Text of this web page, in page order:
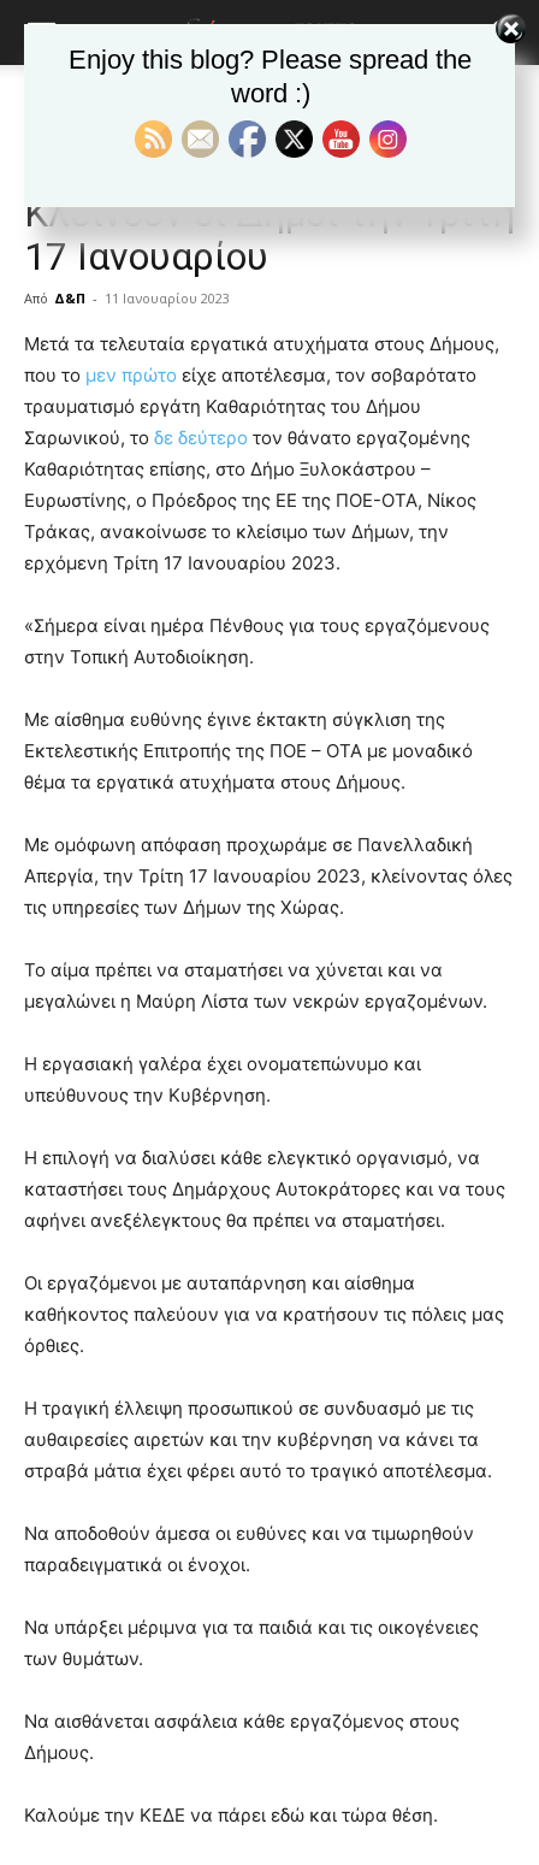
Αυτοδιοίκηση
Αυτοδιοίκηση Δημοφιλή άρθρα Ελλαδα
Εργατικά ατυχήματα:
Κλείνουν οι Δήμοι την Τρίτη
17 Ιανουαρίου
Από Δ&Π - 11 Ιανουαρίου 2023
blonde
lesbians
hot
cam
show.desi
xxx
lyons
teaches
the
of
pornhun
hd
porn
Μετά τα τελευταία εργατικά ατυχήματα στους Δήμους,
που το μεν πρώτο είχε αποτέλεσμα, τον σοβαρότατο
τραυματισμό εργάτη Καθαριότητας του Δήμου
Σαρωνικού, το δε δεύτερο τον θάνατο εργαζομένης
Καθαριότητας επίσης, στο Δήμο Ξυλοκάστρου –
Ευρωστίνης, ο Πρόεδρος της ΕΕ της ΠΟΕ-ΟΤΑ, Νίκος
Τράκας, ανακοίνωσε το κλείσιμο των Δήμων, την
ερχόμενη Τρίτη 17 Ιανουαρίου 2023.
«Σήμερα είναι ημέρα Πένθους για τους εργαζόμενους
στην Τοπική Αυτοδιοίκηση.
Με αίσθημα ευθύνης έγινε έκτακτη σύγκλιση της
Εκτελεστικής Επιτροπής της ΠΟΕ – ΟΤΑ με μοναδικό
θέμα τα εργατικά ατυχήματα στους Δήμους.
Με ομόφωνη απόφαση προχωράμε σε Πανελλαδική
Απεργία, την Τρίτη 17 Ιανουαρίου 2023, κλείνοντας όλες
τις υπηρεσίες των Δήμων της Χώρας.
Το αίμα πρέπει να σταματήσει να χύνεται και να
μεγαλώνει η Μαύρη Λίστα των νεκρών εργαζομένων.
Η εργασιακή γαλέρα έχει ονοματεπώνυμο και
υπεύθυνους την Κυβέρνηση.
Η επιλογή να διαλύσει κάθε ελεγκτικό οργανισμό, να
καταστήσει τους Δημάρχους Αυτοκράτορες και να τους
αφήνει ανεξέλεγκτους θα πρέπει να σταματήσει.
Οι εργαζόμενοι με αυταπάρνηση και αίσθημα
καθήκοντος παλεύουν για να κρατήσουν τις πόλεις μας
όρθιες.
Η τραγική έλλειψη προσωπικού σε συνδυασμό με τις
αυθαιρεσίες αιρετών και την κυβέρνηση να κάνει τα
στραβά μάτια έχει φέρει αυτό το τραγικό αποτέλεσμα.
Να αποδοθούν άμεσα οι ευθύνες και να τιμωρηθούν
παραδειγματικά οι ένοχοι.
Να υπάρξει μέριμνα για τα παιδιά και τις οικογένειες
των θυμάτων.
Να αισθάνεται ασφάλεια κάθε εργαζόμενος στους
Δήμους.
Καλούμε την ΚΕΔΕ να πάρει εδώ και τώρα θέση.
Enjoy this blog? Please spread the
word :)